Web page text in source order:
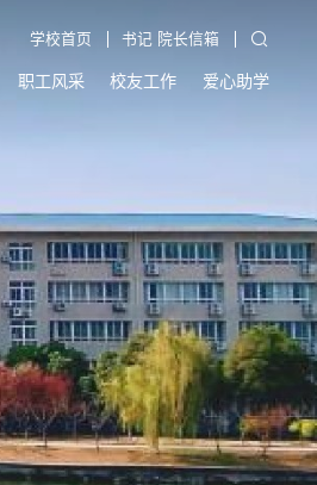
学校首页 书记 院长信箱
职工风采 校友工作 爱心助学